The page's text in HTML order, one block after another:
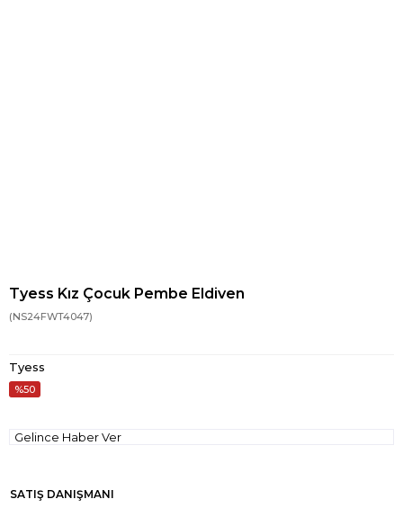
Tyess Kız Çocuk Pembe Eldiven
(NS24FWT4047)
Tyess
50
Gelince Haber Ver
SATIŞ DANIŞMANI